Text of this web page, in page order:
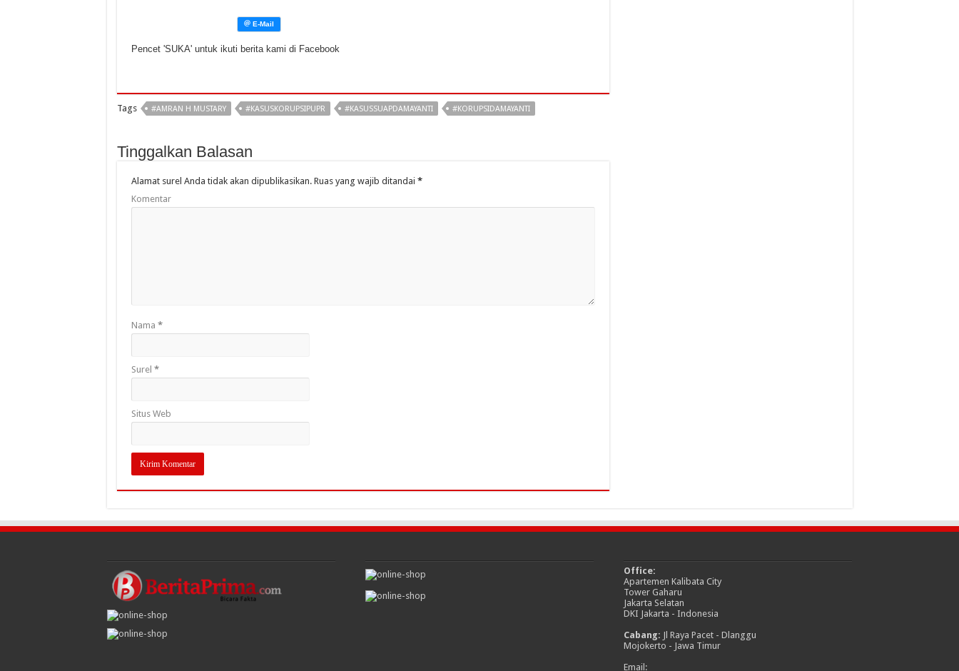
Pencet 'SUKA' untuk ikuti berita kami di Facebook
Tags #AMRAN H MUSTARY #KASUSKORUPSIPUPR #KASUSSUAPDAMAYANTI #KORUPSIDAMAYANTI
Tinggalkan Balasan
Alamat surel Anda tidak akan dipublikasikan.Ruas yang wajib ditandai *
Komentar
Nama *
Surel *
Situs Web
Office:
Apartemen Kalibata City
Tower Gaharu
Jakarta Selatan
DKI Jakarta - Indonesia
Cabang: Jl Raya Pacet - Dlanggu
Mojokerto - Jawa Timur
Email: